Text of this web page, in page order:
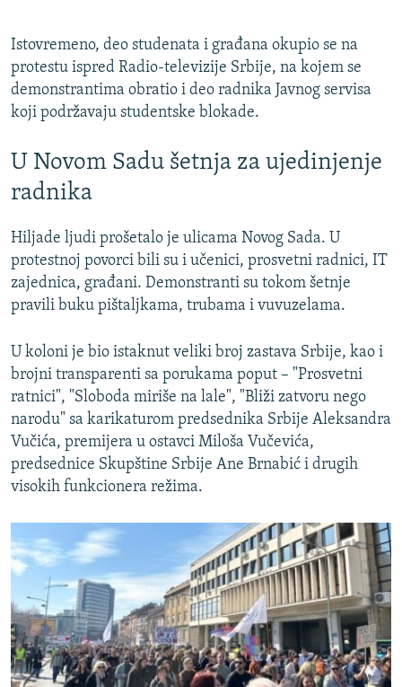
Istovremeno, deo studenata i građana okupio se na
protestu ispred Radio-televizije Srbije, na kojem se
demonstrantima obratio i deo radnika Javnog servisa
koji podržavaju studentske blokade.
U Novom Sadu šetnja za ujedinjenje
radnika
Hiljade ljudi prošetalo je ulicama Novog Sada. U
protestnoj povorci bili su i učenici, prosvetni radnici, IT
zajednica, građani. Demonstranti su tokom šetnje
pravili buku pištaljkama, trubama i vuvuzelama.
U koloni je bio istaknut veliki broj zastava Srbije, kao i
brojni transparenti sa porukama poput – "Prosvetni
ratnici", "Sloboda miriše na lale", "Bliži zatvoru nego
narodu" sa karikaturom predsednika Srbije Aleksandra
Vučića, premijera u ostavci Miloša Vučevića,
predsednice Skupštine Srbije Ane Brnabić i drugih
visokih funkcionera režima.